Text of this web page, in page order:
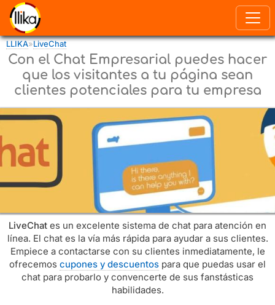
Pasar al contenido principal
Usted está aquí
LLIKA»LiveChat
Con el Chat Empresarial puedes hacer
que los visitantes a tu página sean
clientes potenciales para tu empresa
LiveChat es un excelente sistema de chat para atención en
línea. El chat es la vía más rápida para ayudar a sus clientes.
Empiece a contactarse con su clientes inmediatamente, le
ofrecemos cupones y descuentos para que puedas usar el
chat para probarlo y convencerte de sus fanstásticas
habilidades.